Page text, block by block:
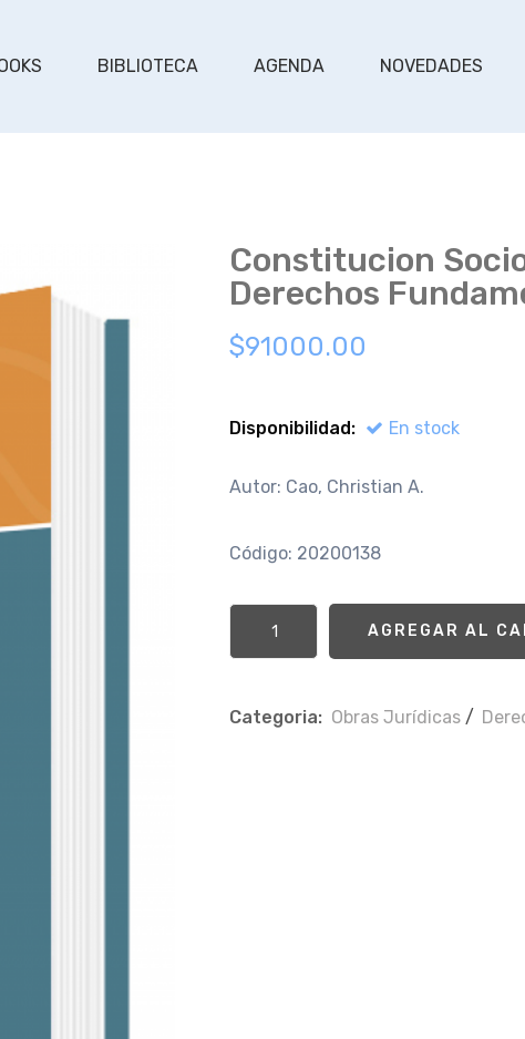
BIBLIOTECA AGENDA NOVEDADES
Constitucion
Derechos
$91000.00
Disponibilidad: En stock
Autor: Cao, Christian A.
Código: 20200138
AGREGAR AL
Categoria: Obras Jurí­dicas /